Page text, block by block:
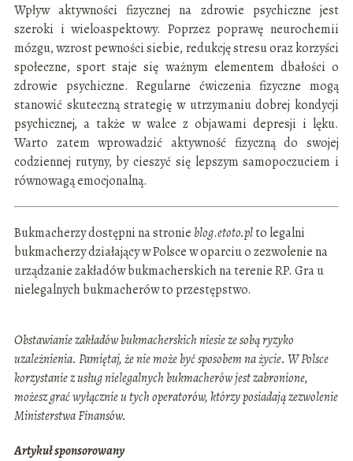
Wpływ aktywności fizycznej na zdrowie psychiczne jest
szeroki i wieloaspektowy. Poprzez poprawę neurochemii
mózgu, wzrost pewności siebie, redukcję stresu oraz korzyści
społeczne, sport staje się ważnym elementem dbałości o
zdrowie psychiczne. Regularne ćwiczenia fizyczne mogą
stanowić skuteczną strategię w utrzymaniu dobrej kondycji
psychicznej, a także w walce z objawami depresji i lęku.
Warto zatem wprowadzić aktywność fizyczną do swojej
codziennej rutyny, by cieszyć się lepszym samopoczuciem i
równowagą emocjonalną.
Bukmacherzy dostępni na stronie blog.etoto.plto legalni
bukmacherzy działający w Polsce w oparciu o zezwolenie na
urządzanie zakładów bukmacherskich na terenie RP. Gra u
nielegalnych bukmacherów to przestępstwo.
Obstawianie zakładów bukmacherskich niesie ze sobą ryzyko
uzależnienia. Pamiętaj, że nie może być sposobem na życie. W Polsce
korzystanie z usług nielegalnych bukmacherów jest zabronione,
możesz grać wyłącznie u tych operatorów, którzy posiadają zezwolenie
Ministerstwa Finansów.
Artykuł sponsorowany